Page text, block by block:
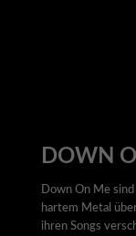
DOWN
Down On Me
hartem Metal
ihren Songs